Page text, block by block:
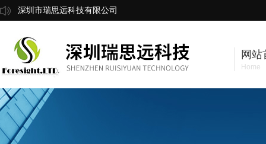
深圳市瑞思远科技有限公司
网站
Home